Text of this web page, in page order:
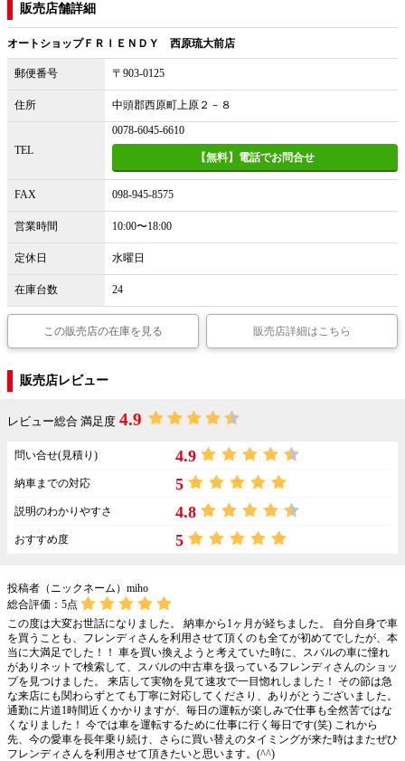
販売店舗詳細
オートショップＦＲＩＥＮＤＹ 西原琉大前店
郵便番号 〒903-0125
住所 中頭郡西原町上原２－８
TEL
0078-6045-6610
【無料】電話でお問合せ
FAX 098-945-8575
営業時間 10:00〜18:00
定休日 水曜日
在庫台数 24
この販売店の在庫を見る 販売店詳細はこちら
販売店レビュー
レビュー総合 満足度 4.9
問い合せ(見積り) 4.9
納車までの対応 5
説明のわかりやすさ 4.8
おすすめ度 5
投稿者（ニックネーム）miho
総合評価： 5点
この度は大変お世話になりました。 納車から1ヶ月が経ちました。 自分自身で車
を買うことも、フレンディさんを利用させて頂くのも全てが初めてでしたが、本
当に大満足でした！！ 車を買い換えようと考えていた時に、スバルの車に憧れ
がありネットで検索して、スバルの中古車を扱っているフレンディさんのショッ
プを見つけました。 来店して実物を見て速攻で一目惚れしました！ その節は急
な来店にも関わらずとても丁寧に対応してくださり、ありがとうございました。
通勤に片道1時間近くかかりますが、毎日の運転が楽しみで仕事も全然苦ではな
くなりました！ 今では車を運転するために仕事に行く毎日です(笑) これから
先、今の愛車を長年乗り続け、さらに買い替えのタイミングが来た時はまたぜひ
フレンディさんを利用させて頂きたいと思います。(^^)